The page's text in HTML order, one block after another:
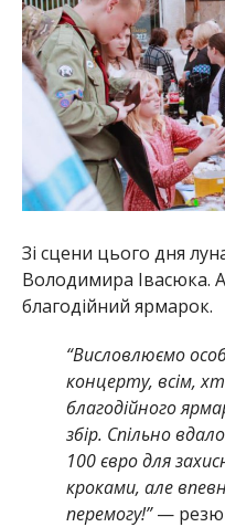
Зі сцени цього дня
Володимира Івасюка.
благодійний ярмарок.
“Висловлюємо
концерту, всім,
благодійного
збір. Спільно
100 євро для
кроками, але
перемогу!”—